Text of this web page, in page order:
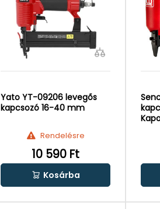
Yato YT-09206 levegős
kapcsozó 16-40 mm
Rendelésre
10 590 Ft
Kosárba